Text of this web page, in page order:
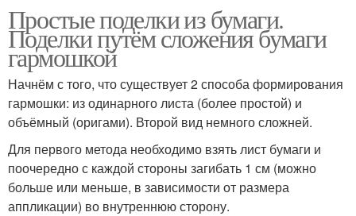
Простые поделки из бумаги.
Поделки путём сложения бумаги
гармошкой
Начнём с того, что существует 2 способа формирования
гармошки: из одинарного листа (более простой) и
объёмный (оригами). Второй вид немного сложней.
Для первого метода необходимо взять лист бумаги и
поочередно с каждой стороны загибать 1 см (можно
больше или меньше, в зависимости от размера
аппликации) во внутреннюю сторону.